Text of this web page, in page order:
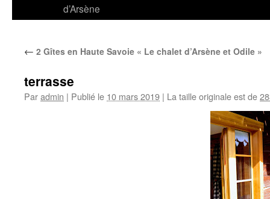
d’Arsène
← 2 Gîtes en Haute Savoie « Le chalet d’Arsène et Odile »
terrasse
Paradmin | Publié le 10 mars 2019 | La taille originale est de